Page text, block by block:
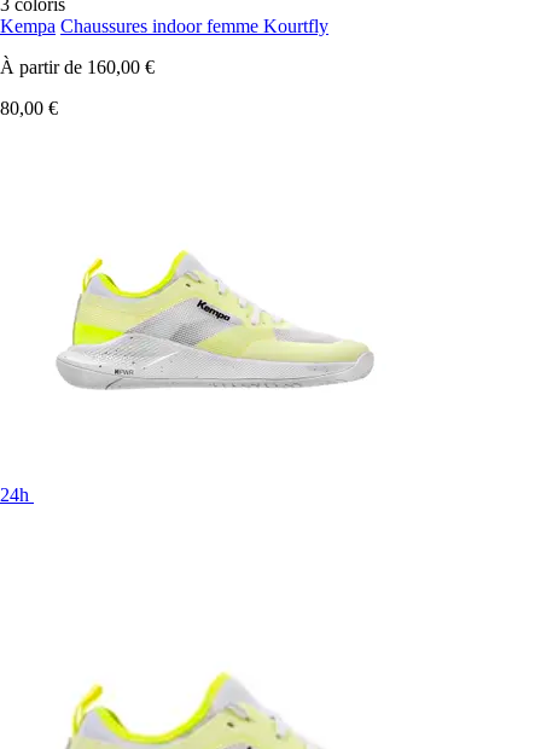
3 coloris
Kempa Chaussures indoor femme Kourtfly
À partir de 160,00 €
80,00 €
24h